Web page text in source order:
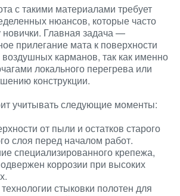
с такими материалами требует
нюансов, которые часто
новички. Главная задача —
прилегание мата к поверхности
карманов, так как именно
локального перегрева или
конструкции.
учитывать следующие моменты:
от пыли и остатков старого
слоя перед началом работ.
специализированного крепежа,
коррозии при высоких
стыковки полотен для